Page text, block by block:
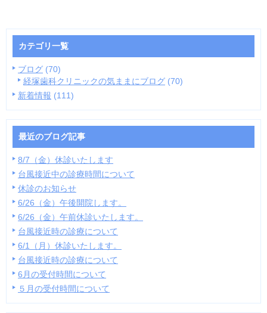
カテゴリ一覧
ブログ (70)
経塚歯科クリニックの気ままにブログ (70)
新着情報 (111)
最近のブログ記事
8/7（金）休診いたします
台風接近中の診療時間について
休診のお知らせ
6/26（金）午後開院します。
6/26（金）午前休診いたします。
台風接近時の診療について
6/1（月）休診いたします。
台風接近時の診療について
6月の受付時間について
５月の受付時間について